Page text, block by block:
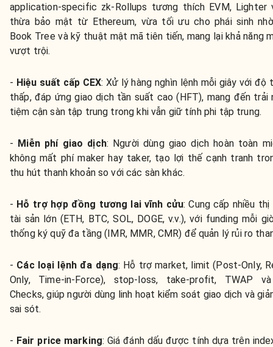
application-specific zk-Rollups tương thích EVM, Lighter
thừa bảo mật từ Ethereum, vừa tối ưu cho phái sinh
Book Tree và kỹ thuật mật mã tiên tiến, mang lại khả năng
vượt trội.
- Hiệu suất cấp CEX: Xử lý hàng nghìn lệnh mỗi giây với độ
thấp, đáp ứng giao dịch tần suất cao (HFT), mang đến trải
tiệm cận sàn tập trung trong khi vẫn giữ tính phi tập trung.
- Miễn phí giao dịch: Người dùng giao dịch hoàn toàn
không mất phí maker hay taker, tạo lợi thế cạnh tranh
thu hút thanh khoản so với các sàn khác.
- Hỗ trợ hợp đồng tương lai vĩnh cửu: Cung cấp nhiều
tài sản lớn (ETH, BTC, SOL, DOGE, v.v.), với funding mỗi
thống ký quỹ đa tầng (IMR, MMR, CMR) để quản lý rủi ro
- Các loại lệnh đa dạng: Hỗ trợ market, limit (Post-Only,
Only, Time-in-Force), stop-loss, take-profit, TWAP
Checks, giúp người dùng linh hoạt kiểm soát giao dịch và
sai sót.
- Fair price marking: Giá đánh dấu được tính dựa trên